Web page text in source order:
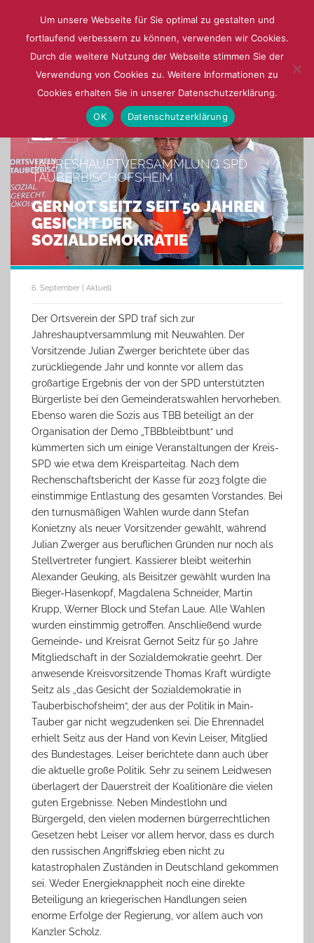
Menu
JAHRESHAUPTVERSAMMLUNG SPD
TAUBERBISCHOFSHEIM
GERNOT SEITZ SEIT 50 JAHREN
GESICHT DER
SOZIALDEMOKRATIE
6. September | Aktuell
Der Ortsverein der SPD traf sich zur
Jahreshauptversammlung mit Neuwahlen. Der
Vorsitzende Julian Zwerger berichtete über das
zurückliegende Jahr und konnte vor allem das
großartige Ergebnis der von der SPD unterstützten
Bürgerliste bei den Gemeinderatswahlen hervorheben.
Ebenso waren die Sozis aus TBB beteiligt an der
Organisation der Demo „TBBbleibtbunt“ und
kümmerten sich um einige Veranstaltungen der Kreis-
SPD wie etwa dem Kreisparteitag. Nach dem
Rechenschaftsbericht der Kasse für 2023 folgte die
einstimmige Entlastung des gesamten Vorstandes. Bei
den turnusmäßigen Wahlen wurde dann Stefan
Konietzny als neuer Vorsitzender gewählt, während
Julian Zwerger aus beruflichen Gründen nur noch als
Stellvertreter fungiert. Kassierer bleibt weiterhin
Alexander Geuking, als Beisitzer gewählt wurden Ina
Bieger-Hasenkopf, Magdalena Schneider, Martin
Krupp, Werner Block und Stefan Laue. Alle Wahlen
wurden einstimmig getroffen. Anschließend wurde
Gemeinde- und Kreisrat Gernot Seitz für 50 Jahre
Mitgliedschaft in der Sozialdemokratie geehrt. Der
anwesende Kreisvorsitzende Thomas Kraft würdigte
Seitz als „das Gesicht der Sozialdemokratie in
Tauberbischofsheim“, der aus der Politik in Main-
Tauber gar nicht wegzudenken sei. Die Ehrennadel
erhielt Seitz aus der Hand von Kevin Leiser, Mitglied
des Bundestages. Leiser berichtete dann auch über
die aktuelle große Politik. Sehr zu seinem Leidwesen
überlagert der Dauerstreit der Koalitionäre die vielen
guten Ergebnisse. Neben Mindestlohn und
Bürgergeld, den vielen modernen bürgerrechtlichen
Gesetzen hebt Leiser vor allem hervor, dass es durch
den russischen Angriffskrieg eben nicht zu
katastrophalen Zuständen in Deutschland gekommen
sei. Weder Energieknappheit noch eine direkte
Beteiligung an kriegerischen Handlungen seien
enorme Erfolge der Regierung, vor allem auch von
Kanzler Scholz.
Um unsere Webseite für Sie optimal zu gestalten und
fortlaufend verbessern zu können, verwenden wir Cookies.
Durch die weitere Nutzung der Webseite stimmen Sie der
Verwendung von Cookies zu. Weitere Informationen zu
Cookies erhalten Sie in unserer Datenschutzerklärung.
OK Datenschutzerklärung